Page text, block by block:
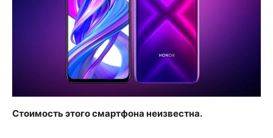
Стоимость этого смартфона неизвестна.